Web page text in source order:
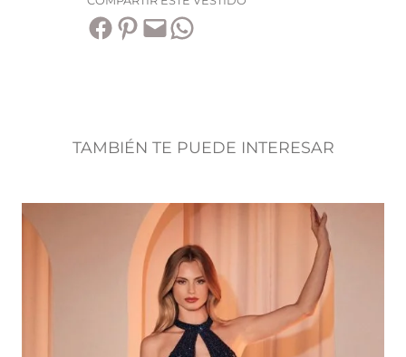
Compartir en Facebook Compartir en Pinterest Envía esta página por correo electrónico Compartir en WhatsApp
TAMBIÉN TE PUEDE INTERESAR